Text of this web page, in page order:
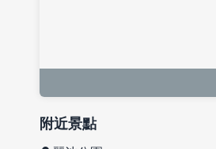
附近景點